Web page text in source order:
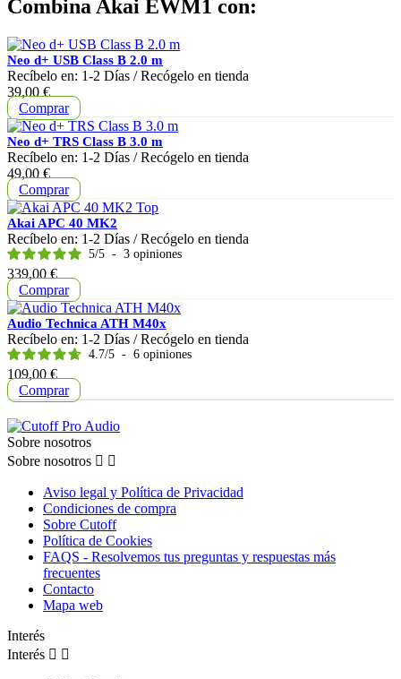
Combina Akai EWM1 con:
Neo d+ USB Class B 2.0 m
Recíbelo en: 1-2 Días / Recógelo en tienda
Precio
39,00 €
Comprar
Neo d+ TRS Class B 3.0 m
Recíbelo en: 1-2 Días / Recógelo en tienda
Precio
49,00 €
Comprar
Akai APC 40 MK2
Recíbelo en: 1-2 Días / Recógelo en tienda
5/5 - 3 opiniones
Precio
339,00 €
Comprar
Audio Technica ATH M40x
Recíbelo en: 1-2 Días / Recógelo en tienda
4.7/5 - 6 opiniones
Precio
109,00 €
Comprar
Sobre nosotros
Sobre nosotros  
Aviso legal y Política de Privacidad
Condiciones de compra
Sobre Cutoff
Política de Cookies
FAQS - Resolvemos tus preguntas y respuestas más
frecuentes
Contacto
Mapa web
Interés
Interés  